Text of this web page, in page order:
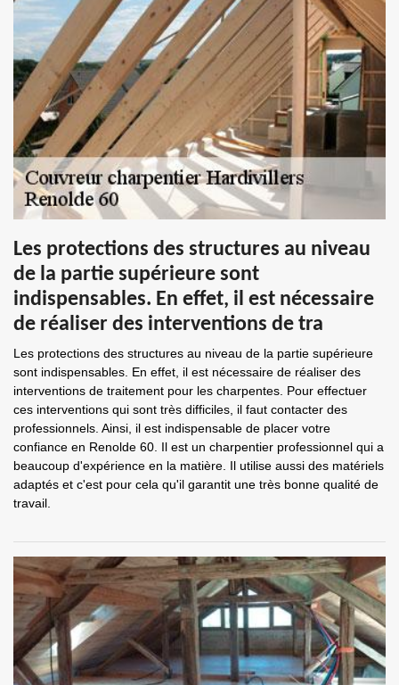
Les protections des structures au niveau
de la partie supérieure sont
indispensables. En effet, il est nécessaire
de réaliser des interventions de tra
Les protections des structures au niveau de la partie supérieure
sont indispensables. En effet, il est nécessaire de réaliser des
interventions de traitement pour les charpentes. Pour effectuer
ces interventions qui sont très difficiles, il faut contacter des
professionnels. Ainsi, il est indispensable de placer votre
confiance en Renolde 60. Il est un charpentier professionnel qui a
beaucoup d'expérience en la matière. Il utilise aussi des matériels
adaptés et c'est pour cela qu'il garantit une très bonne qualité de
travail.